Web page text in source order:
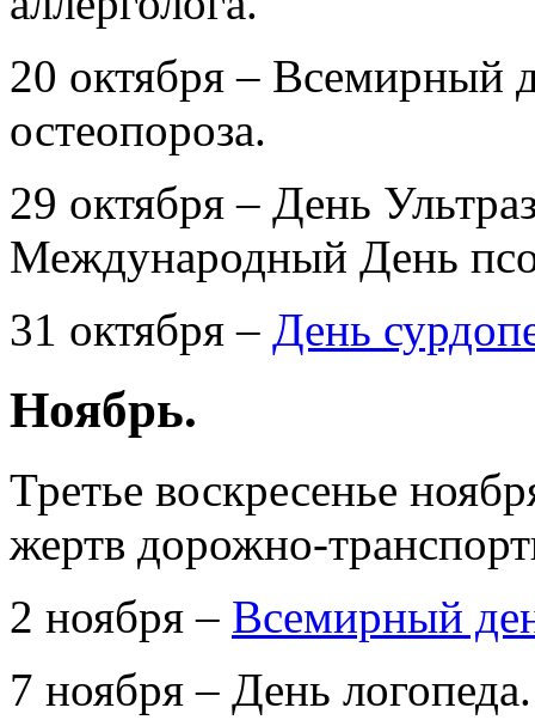
20 октября – Всемирный
остеопороза.
29 октября – День
Международный День
31 октября – День
Ноябрь.
Третье воскресенье
жертв дорожно-
2 ноября – Всемирный
7 ноября – День логопеда.